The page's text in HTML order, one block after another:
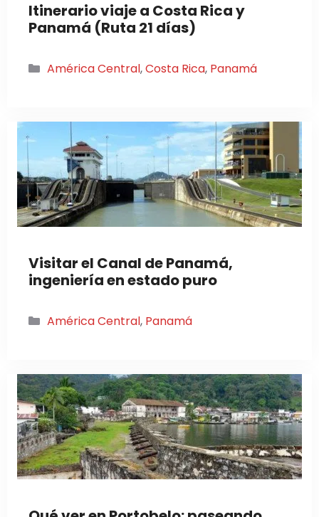
Itinerario viaje a Costa Rica y
Panamá (Ruta 21 días)
Categorías
América Central,Costa Rica, Panamá
Visitar el Canal de Panamá,
ingeniería en estado puro
Categorías
América Central, Panamá